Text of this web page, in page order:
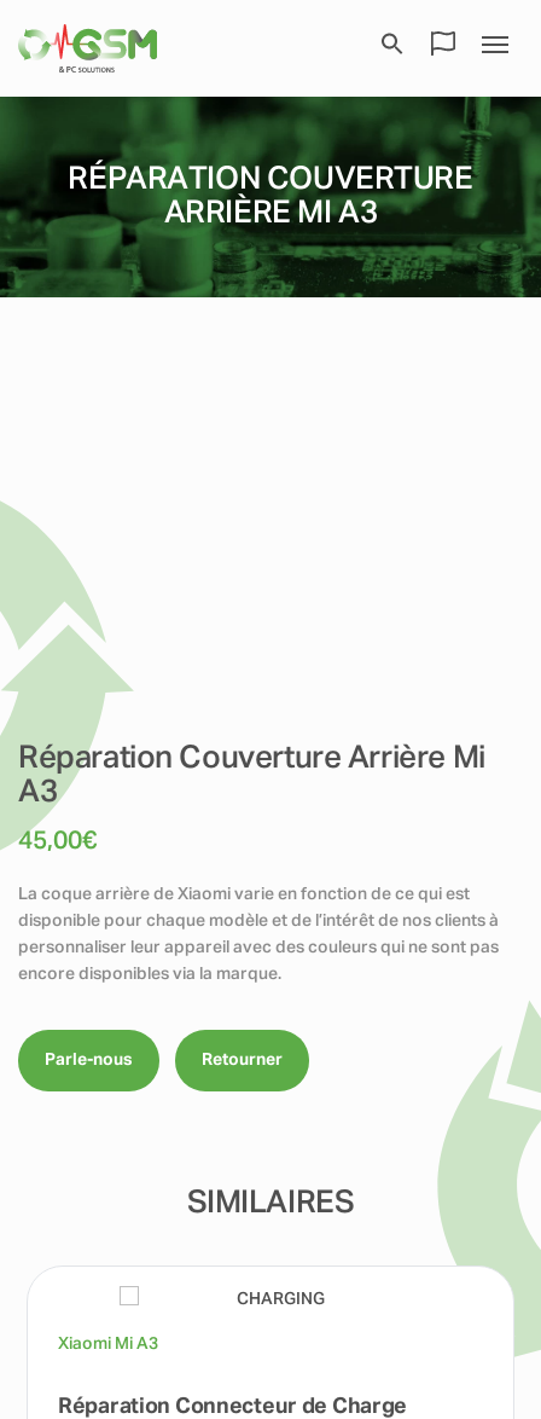
RÉPARATION COUVERTURE
ARRIÈRE MI A3
Réparation Couverture Arrière Mi
A3
45,00€
La coque arrière de Xiaomi varie en fonction de ce qui est
disponible pour chaque modèle et de l’intérêt de nos clients à
personnaliser leur appareil avec des couleurs qui ne sont pas
encore disponibles via la marque.
Parle-nous Retourner
SIMILAIRES
Xiaomi Mi A3
Réparation Connecteur de Charge